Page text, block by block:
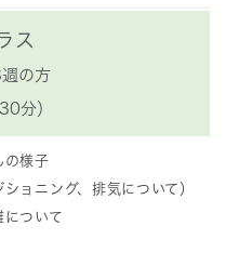
ス
の方
分）
の様子
ョニング、排気について）
ついて